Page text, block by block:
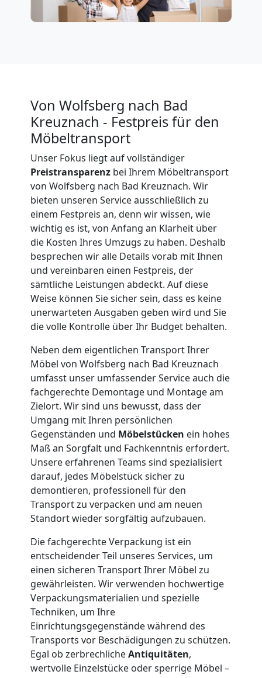
Von Wolfsberg nach Bad
Kreuznach - Festpreis für den
Möbeltransport
Unser Fokus liegt auf vollständiger
Preistransparenz bei Ihrem Möbeltransport
von Wolfsberg nach Bad Kreuznach. Wir
bieten unseren Service ausschließlich zu
einem Festpreis an, denn wir wissen, wie
wichtig es ist, von Anfang an Klarheit über
die Kosten Ihres Umzugs zu haben. Deshalb
besprechen wir alle Details vorab mit Ihnen
und vereinbaren einen Festpreis, der
sämtliche Leistungen abdeckt. Auf diese
Weise können Sie sicher sein, dass es keine
unerwarteten Ausgaben geben wird und Sie
die volle Kontrolle über Ihr Budget behalten.
Neben dem eigentlichen Transport Ihrer
Möbel von Wolfsberg nach Bad Kreuznach
umfasst unser umfassender Service auch die
fachgerechte Demontage und Montage am
Zielort. Wir sind uns bewusst, dass der
Umgang mit Ihren persönlichen
Gegenständen und Möbelstücken ein hohes
Maß an Sorgfalt und Fachkenntnis erfordert.
Unsere erfahrenen Teams sind spezialisiert
darauf, jedes Möbelstück sicher zu
demontieren, professionell für den
Transport zu verpacken und am neuen
Standort wieder sorgfältig aufzubauen.
Die fachgerechte Verpackung ist ein
entscheidender Teil unseres Services, um
einen sicheren Transport Ihrer Möbel zu
gewährleisten. Wir verwenden hochwertige
Verpackungsmaterialien und spezielle
Techniken, um Ihre
Einrichtungsgegenstände während des
Transports vor Beschädigungen zu schützen.
Egal ob zerbrechlicheAntiquitäten,
wertvolle Einzelstücke oder sperrige Möbel –
Büroumzug
Wolfsberg
Tragehilfe
Wolfsberg
Kleiner
Umzug
Wolfsberg
Küchenumzug
Wolfsberg
Umzug
und
Lagerung
Wolfsberg
Full-
Service-
Umzug
Wolfsberg